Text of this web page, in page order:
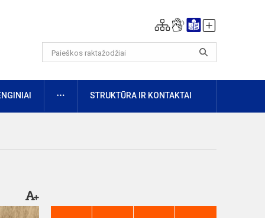
DAUGIAUSTRUKTŪRA IR KONTAKTAI